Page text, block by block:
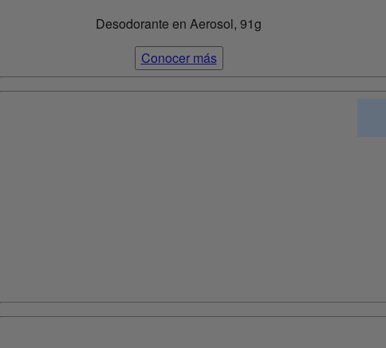
Desodorante en Aerosol, 91g
Conocer más